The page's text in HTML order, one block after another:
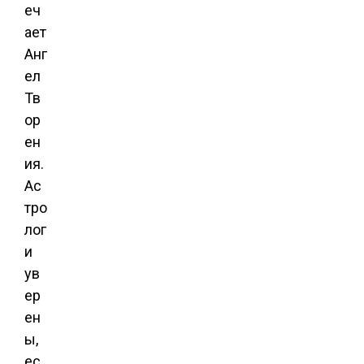
еч
ает
Анг
ел
Тв
ор
ен
ия.
Ас
тро
лог
и
ув
ер
ен
ы,